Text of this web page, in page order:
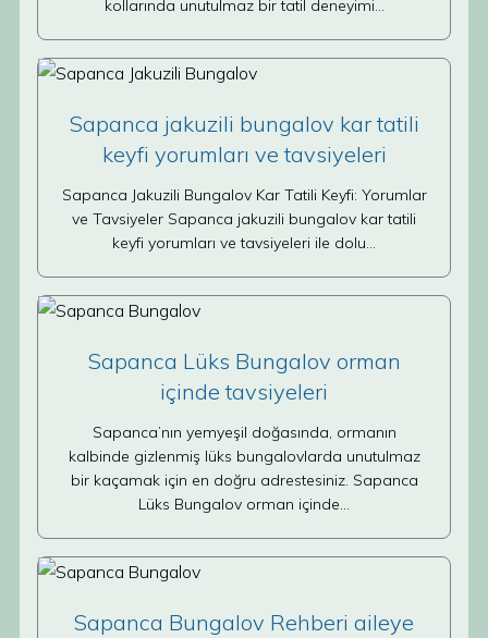
kollarında unutulmaz bir tatil deneyimi…
Sapanca jakuzili bungalov kar tatili
keyfi yorumları ve tavsiyeleri
Sapanca Jakuzili Bungalov Kar Tatili Keyfi: Yorumlar
ve Tavsiyeler Sapanca jakuzili bungalov kar tatili
keyfi yorumları ve tavsiyeleri ile dolu…
Sapanca Lüks Bungalov orman
içinde tavsiyeleri
Sapanca’nın yemyeşil doğasında, ormanın
kalbinde gizlenmiş lüks bungalovlarda unutulmaz
bir kaçamak için en doğru adrestesiniz. Sapanca
Lüks Bungalov orman içinde…
Sapanca Bungalov Rehberi aileye